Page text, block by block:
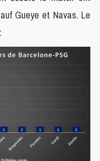
Gueye et Navas. Le